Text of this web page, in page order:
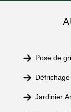
Pose de
Jardinier